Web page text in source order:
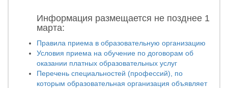
Информация размещается не позднее 1
марта:
Правила приема в образовательную организацию
Условия приема на обучение по договорам об
оказании платных образовательных услуг
Перечень специальностей (профессий), по
которым образовательная организация объявляет